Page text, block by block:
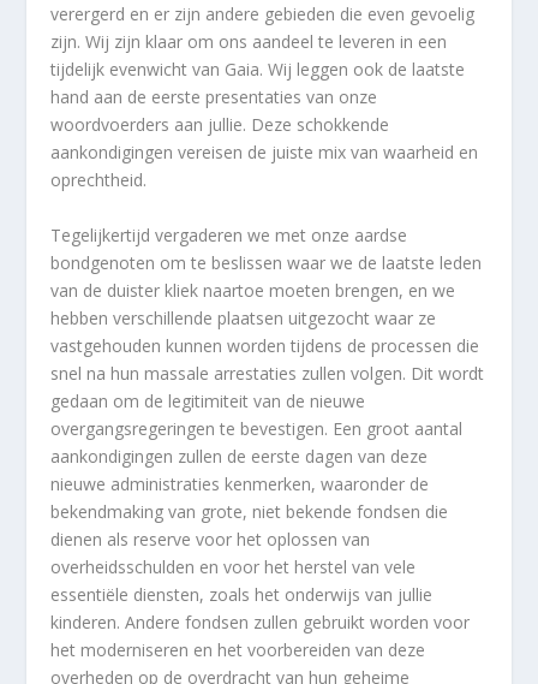
verergerd en er zijn andere gebieden die even gevoelig
zijn. Wij zijn klaar om ons aandeel te leveren in een
tijdelijk evenwicht van Gaia. Wij leggen ook de laatste
hand aan de eerste presentaties van onze
woordvoerders aan jullie. Deze schokkende
aankondigingen vereisen de juiste mix van waarheid en
oprechtheid.
Tegelijkertijd vergaderen we met onze aardse
bondgenoten om te beslissen waar we de laatste leden
van de duister kliek naartoe moeten brengen, en we
hebben verschillende plaatsen uitgezocht waar ze
vastgehouden kunnen worden tijdens de processen die
snel na hun massale arrestaties zullen volgen. Dit wordt
gedaan om de legitimiteit van de nieuwe
overgangsregeringen te bevestigen. Een groot aantal
aankondigingen zullen de eerste dagen van deze
nieuwe administraties kenmerken, waaronder de
bekendmaking van grote, niet bekende fondsen die
dienen als reserve voor het oplossen van
overheidsschulden en voor het herstel van vele
essentiële diensten, zoals het onderwijs van jullie
kinderen. Andere fondsen zullen gebruikt worden voor
het moderniseren en het voorbereiden van deze
overheden op de overdracht van hun geheime